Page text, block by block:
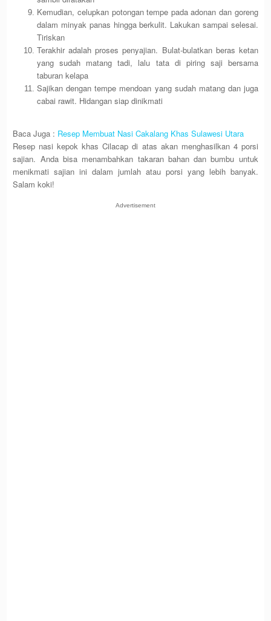
Kemudian, celupkan potongan tempe pada adonan dan goreng
dalam minyak panas hingga berkulit. Lakukan sampai selesai.
Tiriskan
Terakhir adalah proses penyajian. Bulat-bulatkan beras ketan
yang sudah matang tadi, lalu tata di piring saji bersama
taburan kelapa
Sajikan dengan tempe mendoan yang sudah matang dan juga
cabai rawit. Hidangan siap dinikmati
Baca Juga : Resep Membuat Nasi Cakalang Khas Sulawesi Utara
Resep nasi kepok khas Cilacap di atas akan menghasilkan 4 porsi
sajian. Anda bisa menambahkan takaran bahan dan bumbu untuk
menikmati sajian ini dalam jumlah atau porsi yang lebih banyak.
Salam koki!
Advertisement